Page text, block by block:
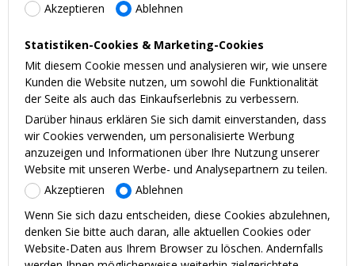
Akzeptieren
Ablehnen
Statistiken-Cookies & Marketing-Cookies
Mit diesem Cookie messen und analysieren wir, wie unsere
Kunden die Website nutzen, um sowohl die Funktionalität
der Seite als auch das Einkaufserlebnis zu verbessern.
Darüber hinaus erklären Sie sich damit einverstanden, dass
wir Cookies verwenden, um personalisierte Werbung
anzuzeigen und Informationen über Ihre Nutzung unserer
Website mit unseren Werbe- und Analysepartnern zu teilen.
Akzeptieren
Ablehnen
Wenn Sie sich dazu entscheiden, diese Cookies abzulehnen,
denken Sie bitte auch daran, alle aktuellen Cookies oder
Website-Daten aus Ihrem Browser zu löschen. Andernfalls